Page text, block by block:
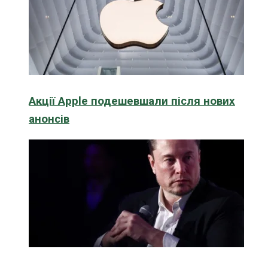
Акції Apple подешевшали після нових
анонсів